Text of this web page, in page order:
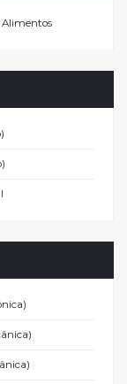
Alimentos